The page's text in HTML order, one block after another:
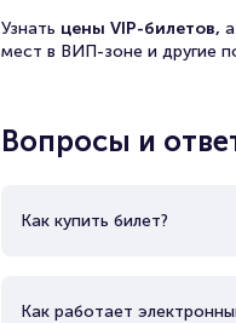
Узнать цены VIP-билетов,
мест в ВИП-зоне и другие
Вопросы и
Как купить билет?
Как работает